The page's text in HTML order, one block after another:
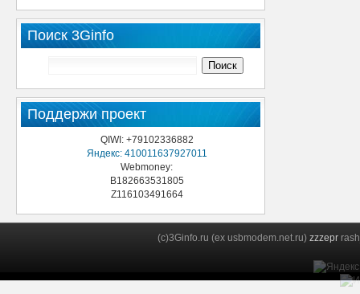
Поиск 3Ginfo
Поддержи проект
QIWI: +79102336882
Яндекс: 410011637927011
Webmoney:
B182663531805
Z116103491664
(c)3Ginfo.ru (ex usbmodem.net.ru) zzzepr